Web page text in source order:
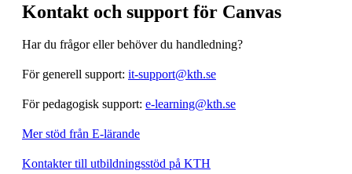
Kontakt och support för Canvas
Har du frågor eller behöver du handledning?
För generell support: it-support@kth.se
För pedagogisk support: e-learning@kth.se
Mer stöd från E-lärande
Kontakter till utbildningsstöd på KTH